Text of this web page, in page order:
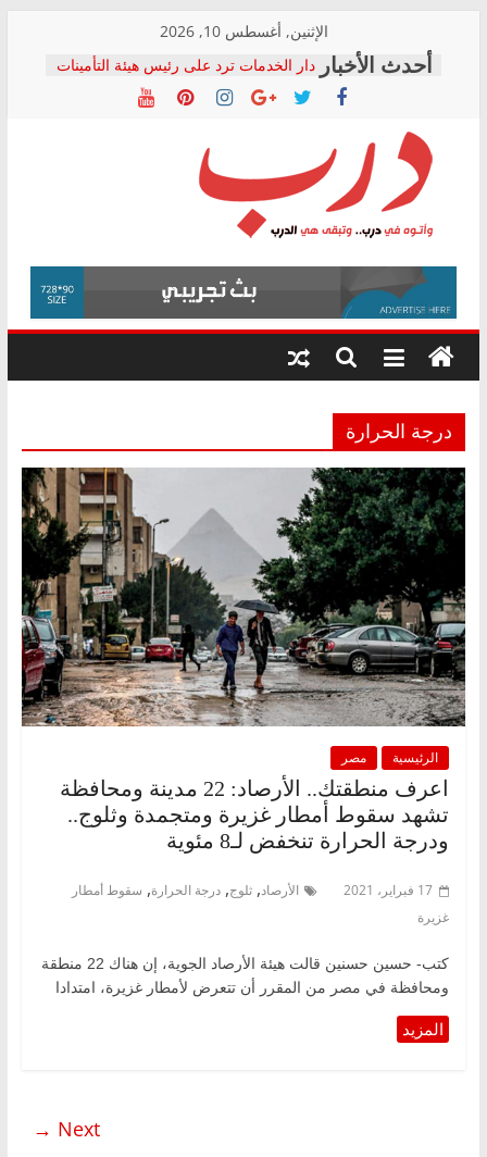
content
الإثنين, أغسطس 10, 2026
دار الخدمات ترد على رئيس هيئة التأمينات
بعد مؤتمره الصحفي: إنكار الأزمة لا ينهي
معاناة أصحاب المعاشات.. ونطالب بكشف
فرحات سليمان يكتب: القطاع الصحي إلى
أين؟
حزب التحالف الشعبي يطلق لجنة “الحق
في الصحة” بالإسكندرية لرصد الانتهاكات
ودعم المرضى
الوزاري لمدينة الصحفيين.. وانتهاء أعمال
إنشاء المبنى الإداري
المجلس القومي لحقوق الإنسان يعلن
متابعة قضية الدكتور محمد زهران.. ويؤكد:
قرينة البراءة وضمانات المحاكمة العادلة
درب
وأتوه
درب..
وتبقى
هي
درجة الحرارة
الرئيسية مصر
اعرف منطقتك.. الأرصاد: 22 مدينة ومحافظة
تشهد سقوط أمطار غزيرة ومتجمدة وثلوج..
ودرجة الحرارة تنخفض لـ8 مئوية
17 فبراير، 2021 الأرصاد, ثلوج, درجة الحرارة, سقوط أمطار
غزيرة
كتب- حسين حسنين قالت هيئة الأرصاد الجوية، إن هناك 22 منطقة
ومحافظة في مصر من المقرر أن تتعرض لأمطار غزيرة، امتدادا
Next →